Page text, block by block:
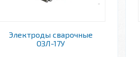
Электроды сварочные
ОЗЛ-17У